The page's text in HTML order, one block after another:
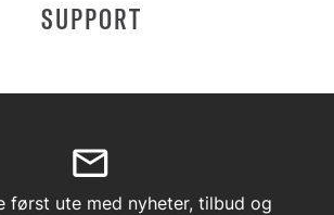
SUPPORT
først ute med nyheter, tilbud og